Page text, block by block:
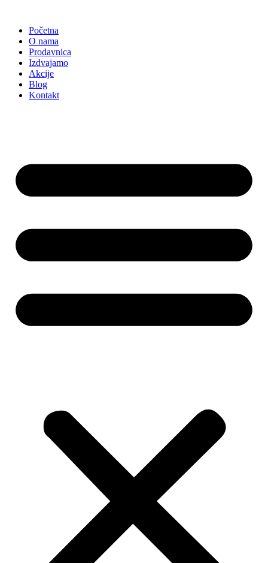
sadržajPočetna
O nama
Prodavnica
Izdvajamo
Akcije
Blog
Kontakt